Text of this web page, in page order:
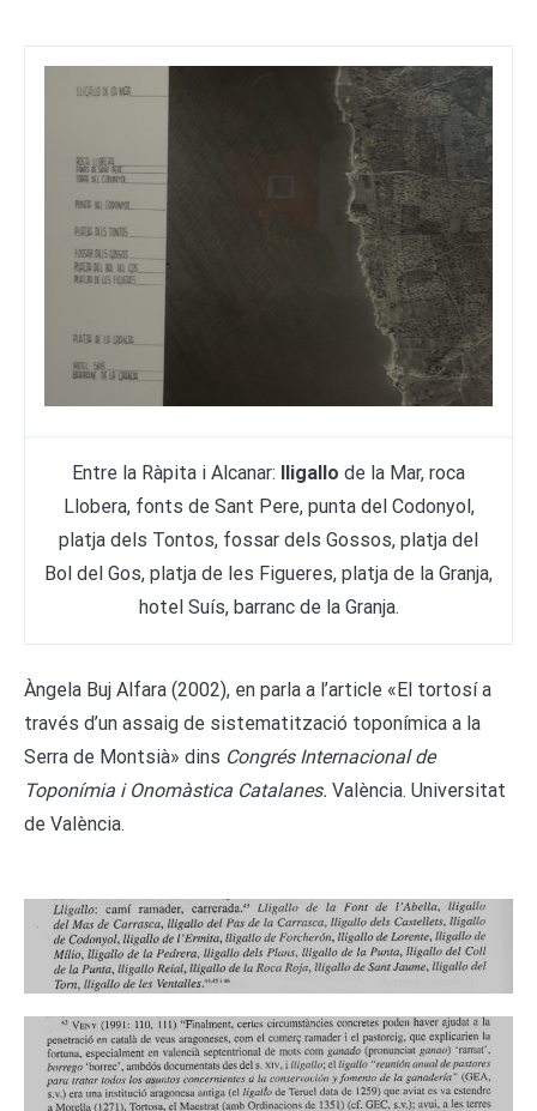
Entre la Ràpita i Alcanar: lligallo de la Mar, roca
Llobera, fonts de Sant Pere, punta del Codonyol,
platja dels Tontos, fossar dels Gossos, platja del
Bol del Gos, platja de les Figueres, platja de la Granja,
hotel Suís, barranc de la Granja.
Àngela Buj Alfara (2002), en parla a l’article «El tortosí a
través d’un assaig de sistematització toponímica a la
Serra de Montsià» dins Congrés Internacional de
Toponímia i Onomàstica Catalanes. València. Universitat
de València.